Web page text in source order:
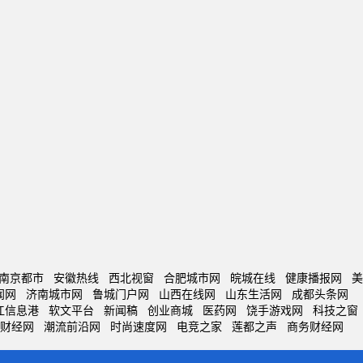
京都市 安徽热线 西北视窗 合肥城市网 皖城在线 健康播报网
美
网
济南城市网 鲁城门户网 山西在线网 山东生活网
成都头条网
信息港
软文平台 新闻稿 创业商城 医药网 饶手游戏网
科技之窗
经网
潮流前沿网 时尚速度网 电竞之家 莲都之声 商务财经网